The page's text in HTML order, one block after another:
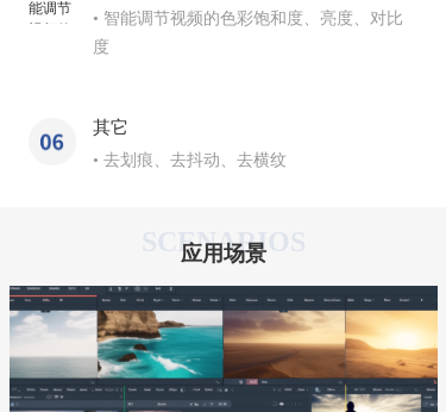
• 智能调节视频的色彩饱和度、亮度、对比
度
其它
• 去划痕、去抖动、去横纹
SCENARIOS
应用场景